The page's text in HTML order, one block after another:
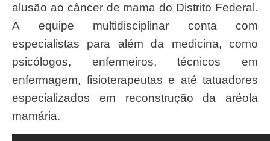
alusão ao câncer de mama do Distrito Federal.
A equipe multidisciplinar conta com
especialistas para além da medicina, como
psicólogos, enfermeiros, técnicos em
enfermagem, fisioterapeutas e até tatuadores
especializados em reconstrução da aréola
mamária.